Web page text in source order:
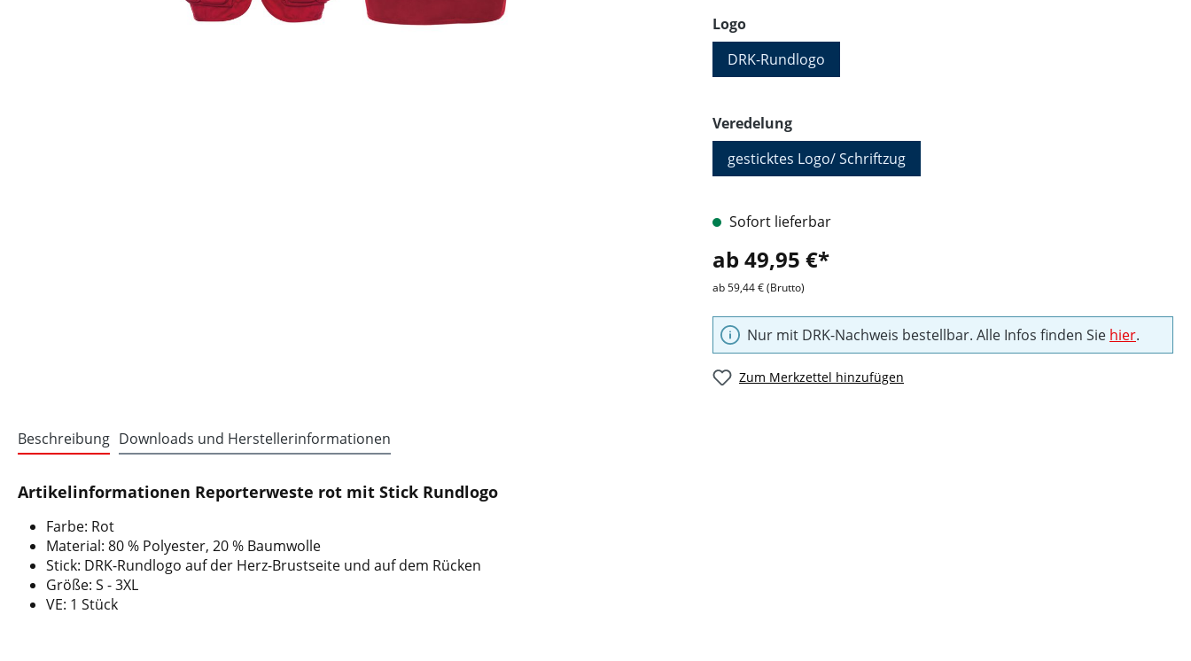
Logoauswählen
DRK-Rundlogo
Veredelungauswählen
gesticktes Logo/ Schriftzug
Sofort lieferbar
ab 49,95 €*
ab 59,44 € (Brutto)
Nur mit DRK-Nachweis bestellbar. Alle Infos finden Sie hier.
Zum Merkzettel hinzufügen
Beschreibung Downloads und Herstellerinformationen
Artikelinformationen Reporterweste rot mit Stick Rundlogo
Farbe: Rot
Material: 80 % Polyester, 20 % Baumwolle
Stick: DRK-Rundlogo auf der Herz-Brustseite und auf dem Rücken
Größe: S - 3XL
VE: 1 Stück